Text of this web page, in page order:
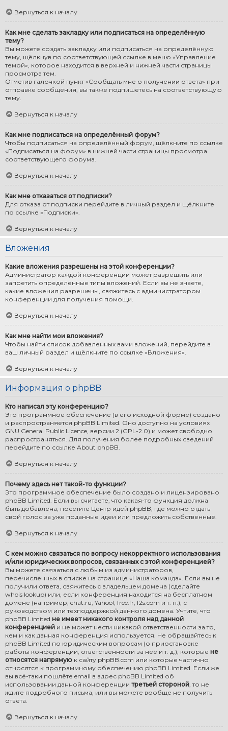
Вернуться к началу
Как мне сделать закладку или подписаться на определённую
тему?
Вы можете создать закладку или подписаться на определённую
тему, щёлкнув по соответствующей ссылке в меню «Управление
темой», которое находится в верхней и нижней части страницы
просмотра тем.
Отметив галочкой пункт «Сообщать мне о получении ответа» при
отправке сообщения, вы также подпишетесь на соответствующую
тему.
Вернуться к началу
Как мне подписаться на определённый форум?
Чтобы подписаться на определённый форум, щёлкните по ссылке
«Подписаться на форум» в нижней части страницы просмотра
соответствующего форума.
Вернуться к началу
Как мне отказаться от подписки?
Для отказа от подписки перейдите в личный раздел и щёлкните
по ссылке «Подписки».
Вернуться к началу
Вложения
Какие вложения разрешены на этой конференции?
Администратор каждой конференции может разрешить или
запретить определённые типы вложений. Если вы не знаете,
какие вложения разрешены, свяжитесь с администратором
конференции для получения помощи.
Вернуться к началу
Как мне найти мои вложения?
Чтобы найти список добавленных вами вложений, перейдите в
ваш личный раздел и щёлкните по ссылке «Вложения».
Вернуться к началу
Информация о phpBB
Кто написал эту конференцию?
Это программное обеспечение (в его исходной форме) создано
и распространяется phpBB Limited. Оно доступно на условиях
GNU General Public Licence, версии 2 (GPL-2.0) и может свободно
распространяться. Для получения более подробных сведений
перейдите по ссылке About phpBB.
Вернуться к началу
Почему здесь нет такой-то функции?
Это программное обеспечение было создано и лицензировано
phpBB Limited. Если вы считаете, что какая-то функция должна
быть добавлена, посетите Центр идей phpBB, где можно отдать
свой голос за уже поданные идеи или предложить собственные.
Вернуться к началу
С кем можно связаться по вопросу некорректного использования
и/или юридических вопросов, связанных с этой конференцией?
Вы можете связаться с любым из администраторов,
перечисленных в списке на странице «Наша команда». Если вы не
получили ответа, свяжитесь с владельцем домена (сделайте
whois lookup) или, если конференция находится на бесплатном
домене (например, chat.ru, Yahoo!, free.fr, f2s.com и т. п.), с
руководством или техподдержкой данного домена. Учтите, что
phpBB Limited не имеет никакого контроля над данной
конференцией и не может нести никакой ответственности за то,
кем и как данная конференция используется. Не обращайтесь к
phpBB Limited по юридическим вопросам (о приостановке
работы конференции, ответственности за неё и т. д.), которые не
относятся напрямую к сайту phpBB.com или которые частично
относятся к программному обеспечению phpBB Limited. Если же
вы всё-таки пошлёте email в адрес phpBB Limited об
использовании данной конференции третьей стороной, то не
ждите подробного письма, или вы можете вообще не получить
ответа.
Вернуться к началу